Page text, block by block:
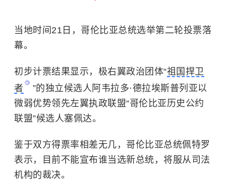
当地时间21日，哥伦比亚总统选举第二轮投票落
幕。
初步计票结果显示，极右翼政治团体“祖国捍卫
者
”的独立候选人阿韦拉多·德拉埃斯普列亚以
微弱优势领先左翼执政联盟“哥伦比亚历史公约
联盟”候选人塞佩达。
鉴于双方得票率相差无几，哥伦比亚总统佩特罗
表示，目前不能宣布谁当选新总统，将服从司法
机构的裁决。